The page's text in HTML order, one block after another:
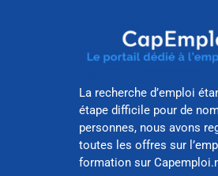
La recherche d’emploi
étape difficile pour de
personnes, nous avons
toutes les offres sur
formation sur